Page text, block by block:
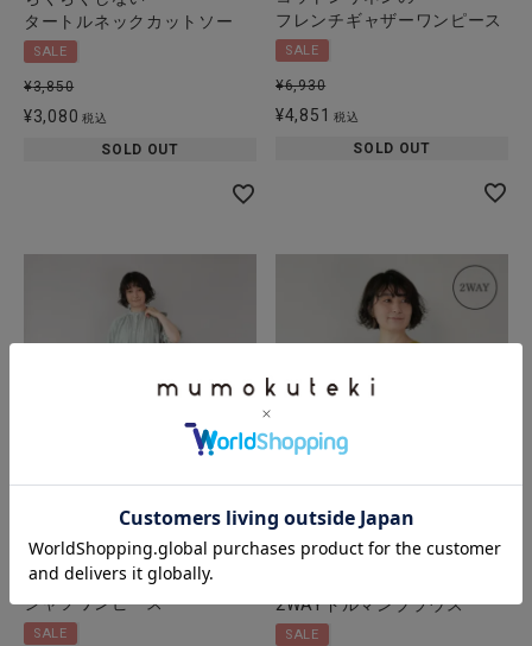
タートルネックカットソー
SALE
¥3,850
¥3,080 税込
SOLD OUT
フレンチギャザーワンピース
SALE
¥6,930
¥4,851 税込
SOLD OUT
【30%off】mumokuteki
花柄ジャカードの
シャツワンピース
SALE
【30%off】mumokuteki
2WAYドルマンブラウス
SALE